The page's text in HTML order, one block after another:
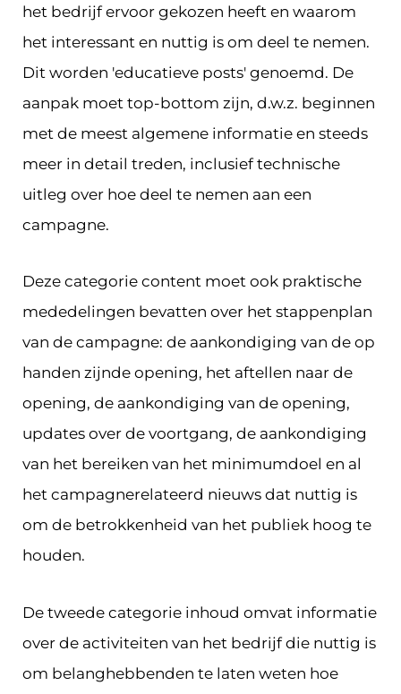
het bedrijf ervoor gekozen heeft en waarom
het interessant en nuttig is om deel te nemen.
Dit worden 'educatieve posts' genoemd. De
aanpak moet top-bottom zijn, d.w.z. beginnen
met de meest algemene informatie en steeds
meer in detail treden, inclusief technische
uitleg over hoe deel te nemen aan een
campagne.
Deze categorie content moet ook praktische
mededelingen bevatten over het stappenplan
van de campagne: de aankondiging van de op
handen zijnde opening, het aftellen naar de
opening, de aankondiging van de opening,
updates over de voortgang, de aankondiging
van het bereiken van het minimumdoel en al
het campagnerelateerd nieuws dat nuttig is
om de betrokkenheid van het publiek hoog te
houden.
De tweede categorie inhoud omvat informatie
over de activiteiten van het bedrijf die nuttig is
om belanghebbenden te laten weten hoe